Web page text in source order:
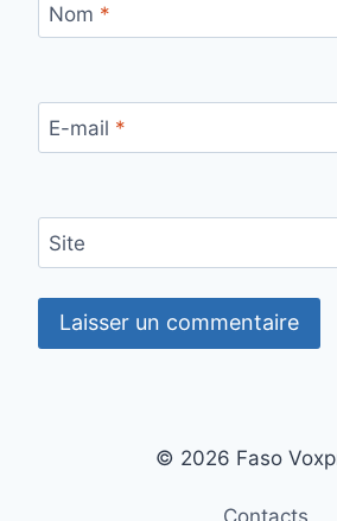
Nom *
E-mail *
Site
© 2026 Faso
Contacts